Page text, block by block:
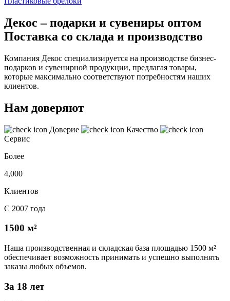
Декос – подарки и сувениры оптом
Поставка со склада и производство
Компания Декос специализируется на производстве бизнес-
подарков и сувенирной продукции, предлагая товары,
которые максимально соответствуют потребностям наших
клиентов.
Нам доверяют
Доверие
Качество
Сервис
Более
4,000
Клиентов
С 2007 года
1500 м²
Наша производственная и складская база площадью 1500 м²
обеспечивает возможность принимать и успешно выполнять
заказы любых объемов.
За 18 лет